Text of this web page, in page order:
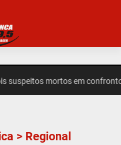
mortos em confronto
> Regional